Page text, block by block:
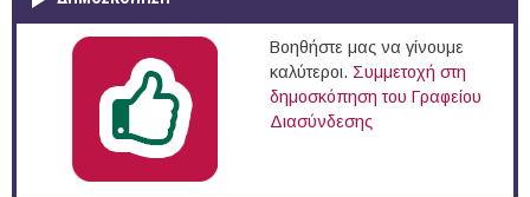
Βοηθήστε μας να γίνουμε
καλύτεροι. Συμμετοχή στη
δημοσκόπηση του Γραφείου
Διασύνδεσης